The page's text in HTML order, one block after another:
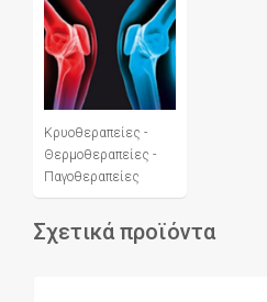
Κρυοθεραπείες -
Θερμοθεραπείες -
Παγοθεραπείες
Σχετικά προϊόντα